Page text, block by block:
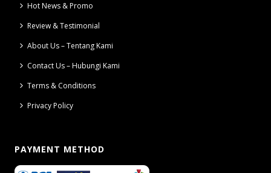
Hot News & Promo
Review & Testimonial
About Us – Tentang Kami
Contact Us – Hubungi Kami
Terms & Conditions
Privacy Policy
PAYMENT METHOD